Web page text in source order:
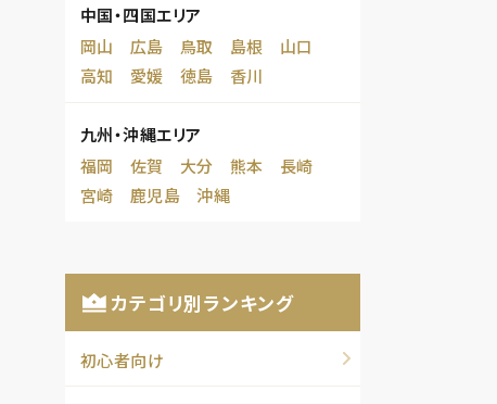
中国・四国エリア
岡山
広島 鳥取 島根
山口
高知
愛媛 徳島 香川
九州・沖縄エリア
福岡
佐賀 大分 熊本
長崎
宮崎
鹿児島 沖縄
カテゴリ別ランキング
初心者向け